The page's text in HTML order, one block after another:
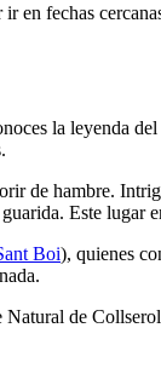
en fechas
la leyenda
de hambre.
Este lugar
Boi), quienes
de